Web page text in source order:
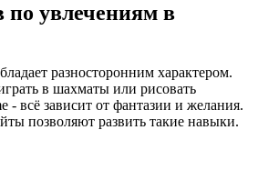
по увлечениям в
разносторонним характером.
в шахматы или рисовать
- всё зависит от фантазии и желания.
позволяют развить такие навыки.